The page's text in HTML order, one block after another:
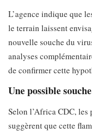
L’agence indique que
le terrain laissent
nouvelle souche du
analyses
de confirmer cette
Une possible
Selon l’Africa CDC,
suggèrent que cette